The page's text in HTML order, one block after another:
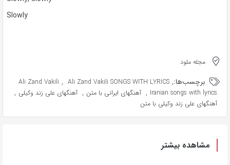
Slowly
مجله ملود
برچسب‌ها: Ali Zand Vakili , Ali Zand Vakili SONGS WITH LYRICS ,
Iranian songs with lyrics
, آهنگهای ایرانی با متن , آهنگهای علی زند وکیلی ,
آهنگهای علی زند وکیلی با متن
مشاهده بیشتر